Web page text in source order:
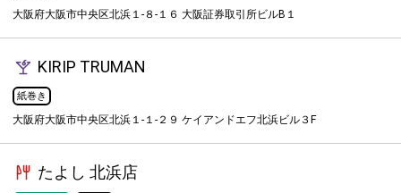
大阪府大阪市中央区北浜１-８-１６ 大阪証券取引所ビルB１
KIRIP TRUMAN
紙巻き
大阪府大阪市中央区北浜１-１-２９ ケイアンドエフ北浜ビル３F
たよし 北浜店